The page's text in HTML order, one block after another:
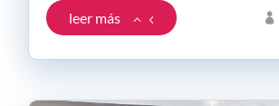
leer más